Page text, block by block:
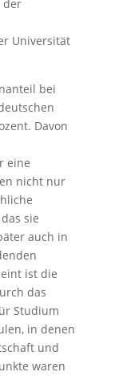
Universität
bei
Davon
eine
nicht nur
sie
auch in
ist die
das
Studium
in denen
und
waren